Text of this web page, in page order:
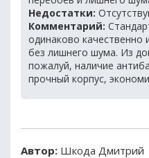
Недостатки:
Комментарий:
одинаково качественно
без лишнего шума. Из
пожалуй, наличие
прочный корпус,
Автор: Шкода Дмитрий